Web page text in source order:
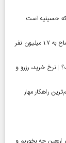
که حسینیه است
آغاز رسمی برنامه‌های اربعین ۱۴۰۵ در مرز‌ها | ثبت‌نام سماح به ۱.۷ میلیون نفر
در سال ۱۴۰۵ چقدر است؟ | نرخ خرید، رزرو و
راهکار مهار